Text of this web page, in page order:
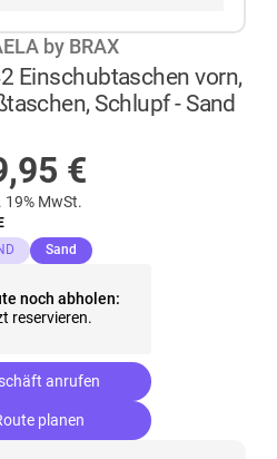
by BRAX
Einschubtaschen vorn,
Schlupf - Sand
€
19% MwSt.
Sand (ausgewählt)
noch abholen:
reservieren.
anrufen
planen